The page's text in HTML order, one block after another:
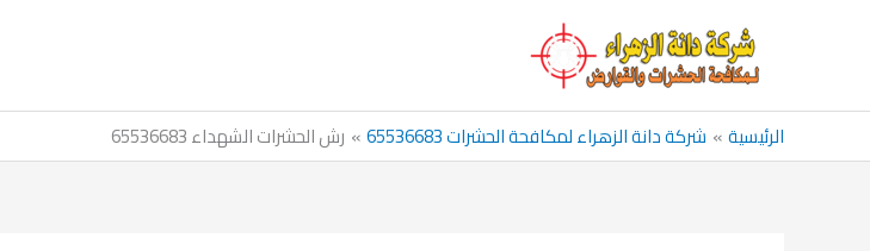
الرئيسية شركة دانة الزهراء لمكافحة الحشرات 65536683 رش الحشرات الشهداء 65536683